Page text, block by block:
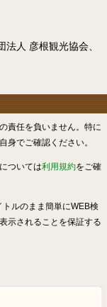
人 彦根観光協会、
責任を負いません。特に
身でご確認ください。
ついては利用規約をご確
ルのまま簡単にWEB検
示されることを保証する